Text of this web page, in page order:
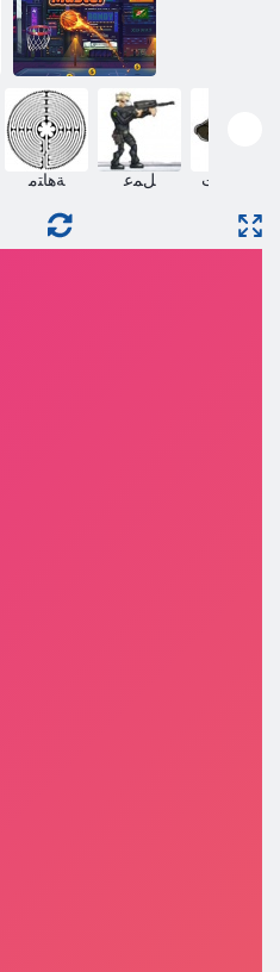
ﻝﺎﻓ ﻚﻧﻭﺩ
ﺔﻠﺴﻟﺍ ﺓﺮﻛ ﺪﻴﺳ
ﺔﻫﺎﺘﻣ ﻞﻤﻋ مغامرات